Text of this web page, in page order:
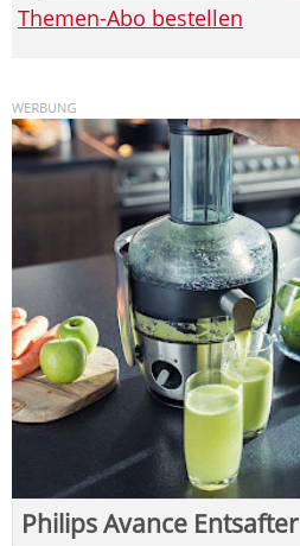
Themen-Abo bestellen
Philips Avance Entsafter